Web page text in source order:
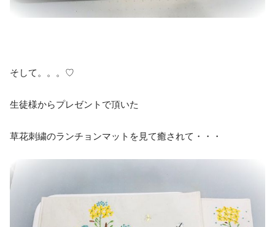
そして。。。♡
生徒様からプレゼントで頂いた
草花刺繍のランチョンマットを見て癒されて・・・